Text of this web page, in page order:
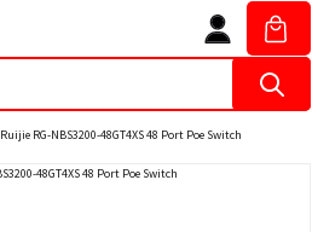
Ruijie RG-NBS3200-48GT4XS 48 Port Poe Switch